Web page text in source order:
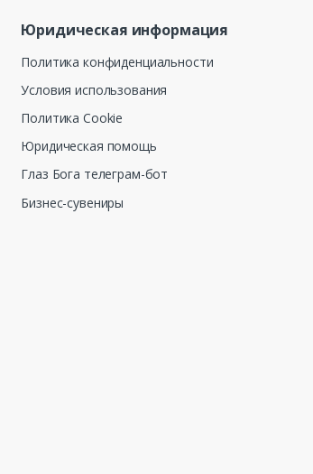
Юридическая информация
Политика конфиденциальности
Условия использования
Политика Cookie
Юридическая помощь
Глаз Бога телеграм-бот
Бизнес-сувениры